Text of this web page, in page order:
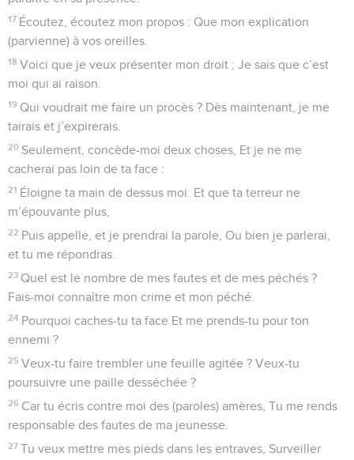
17 Écoutez, écoutez mon propos : Que mon explication
(parvienne) à vos oreilles.
18 Voici que je veux présenter mon droit ; Je sais que c’est
moi qui ai raison.
19 Qui voudrait me faire un procès ? Dès maintenant, je me
tairais et j’expirerais.
20 Seulement, concède-moi deux choses, Et je ne me
cacherai pas loin de ta face :
21 Éloigne ta main de dessus moi. Et que ta terreur ne
m’épouvante plus,
22 Puis appelle, et je prendrai la parole, Ou bien je parlerai,
et tu me répondras.
23 Quel est le nombre de mes fautes et de mes péchés ?
Fais-moi connaître mon crime et mon péché.
24 Pourquoi caches-tu ta face Et me prends-tu pour ton
ennemi ?
25 Veux-tu faire trembler une feuille agitée ? Veux-tu
poursuivre une paille desséchée ?
26 Car tu écris contre moi des (paroles) amères, Tu me rends
responsable des fautes de ma jeunesse.
27 Tu veux mettre mes pieds dans les entraves, Surveiller